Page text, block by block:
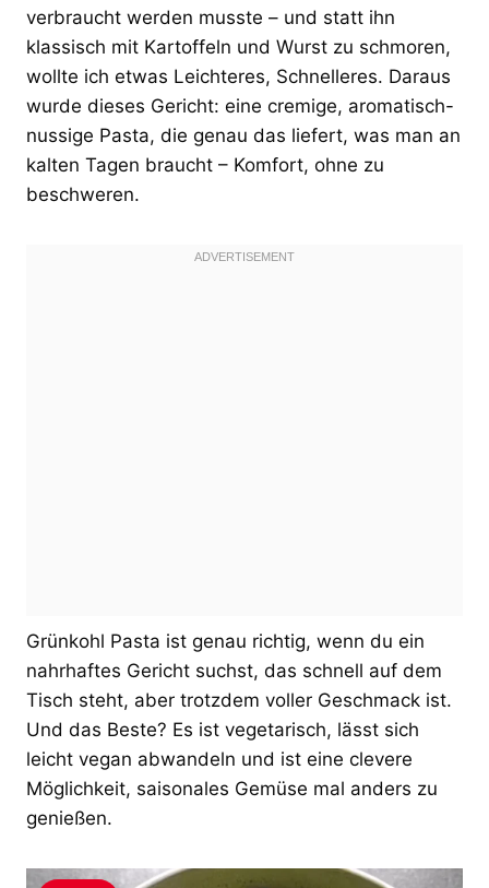
verbraucht werden musste – und statt ihn
klassisch mit Kartoffeln und Wurst zu schmoren,
wollte ich etwas Leichteres, Schnelleres. Daraus
wurde dieses Gericht: eine cremige, aromatisch-
nussige Pasta, die genau das liefert, was man an
kalten Tagen braucht – Komfort, ohne zu
beschweren.
Grünkohl Pasta ist genau richtig, wenn du ein
nahrhaftes Gericht suchst, das schnell auf dem
Tisch steht, aber trotzdem voller Geschmack ist.
Und das Beste? Es ist vegetarisch, lässt sich
leicht vegan abwandeln und ist eine clevere
Möglichkeit, saisonales Gemüse mal anders zu
genießen.